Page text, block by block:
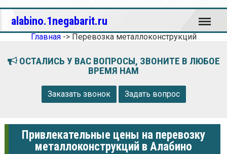
alabino.1negabarit.ru Меню
Главная-> Перевозка металлоконструкций
ОСТАЛИСЬ У ВАС ВОПРОСЫ, ЗВОНИТЕ В ЛЮБОЕ
ВРЕМЯ НАМ
Заказать звонок Задать вопрос
Привлекательные цены на перевозку
металлоконструкций в Алабино